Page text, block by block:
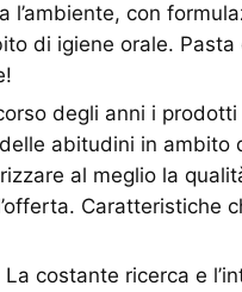
l’ambiente, con
di igiene orale.
degli anni i
abitudini in ambito
al meglio la
Caratteristiche
La costante ricerca e